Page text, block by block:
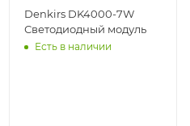
Denkirs DK4000-7W
Светодиодный модуль
Есть в наличии